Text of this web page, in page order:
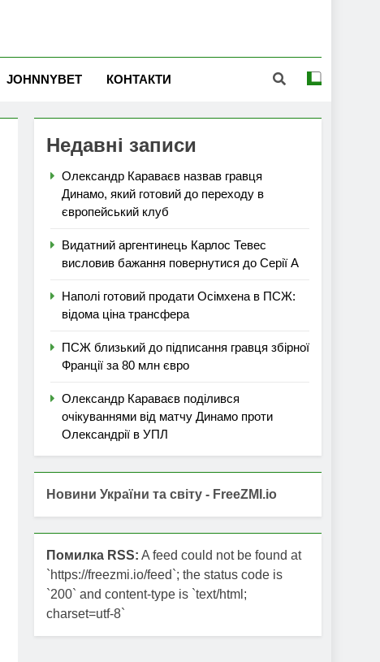
JOHNNYBET КОНТАКТИ
Недавні записи
Олександр Караваєв назвав гравця
Динамо, який готовий до переходу в
європейський клуб
Видатний аргентинець Карлос Тевес
висловив бажання повернутися до Серії А
Наполі готовий продати Осімхена в ПСЖ:
відома ціна трансфера
ПСЖ близький до підписання гравця збірної
Франції за 80 млн євро
Олександр Караваєв поділився
очікуваннями від матчу Динамо проти
Олександрії в УПЛ
Новини України та світу - FreeZMI.io
Помилка RSS: A feed could not be found at
`https://freezmi.io/feed`; the status code is
`200` and content-type is `text/html;
charset=utf-8`